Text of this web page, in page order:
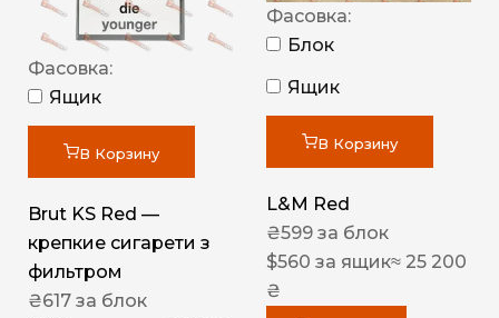
Фасовка:
Ящик
В Корзину
Brut KS Red —
крепкие сигарети з
фильтром
₴617 за блок
Фасовка:
Блок
Ящик
В Корзину
L&M Red
₴599 за блок
$560 за ящик≈ 25 200
₴